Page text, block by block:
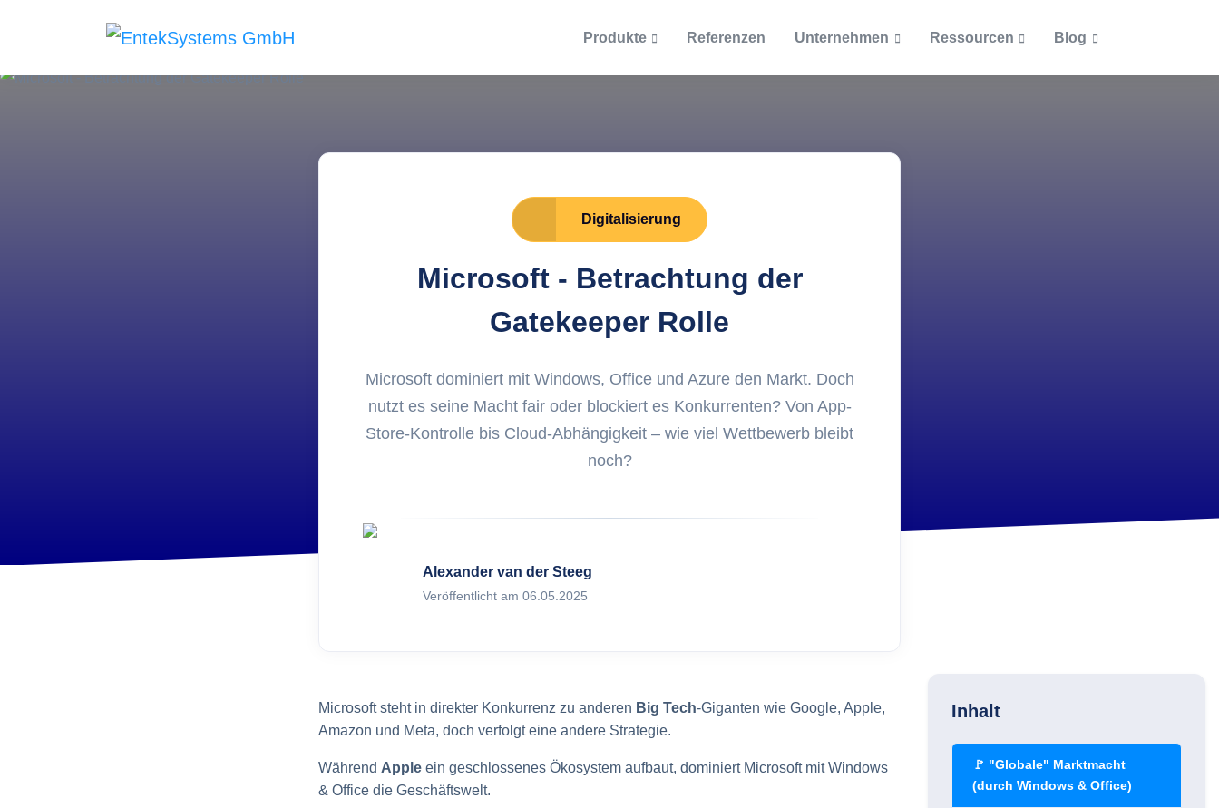
Produkte
Dokumentation
Handbücher & Dokumentationen
GoBD konformes Kassenbuch
Colocation und Managed Services
Web Entwicklung
Entwicklung von Web Apps
Referenzen Unternehmen
Stellenangebote
Ressourcen
Inventarverwaltung
Blog
Was ist ITAM?
Blog
Digitalisierung
Microsoft - Betrachtung der
Gatekeeper Rolle
Microsoft dominiert mit Windows, Office und Azure den Markt. Doch
nutzt es seine Macht fair oder blockiert es Konkurrenten? Von App-
Store-Kontrolle bis Cloud-Abhängigkeit – wie viel Wettbewerb bleibt
noch?
Alexander van der Steeg
Veröffentlicht am 06.05.2025
Microsoft steht in direkter Konkurrenz zu anderen Big Tech-Giganten wie Google, Apple,
Amazon und Meta, doch verfolgt eine andere Strategie.
Während Apple ein geschlossenes Ökosystem aufbaut, dominiert Microsoft mit Windows
& Office die Geschäftswelt.
Inhalt
🚩 "Globale" Marktmacht
(durch Windows & Office)